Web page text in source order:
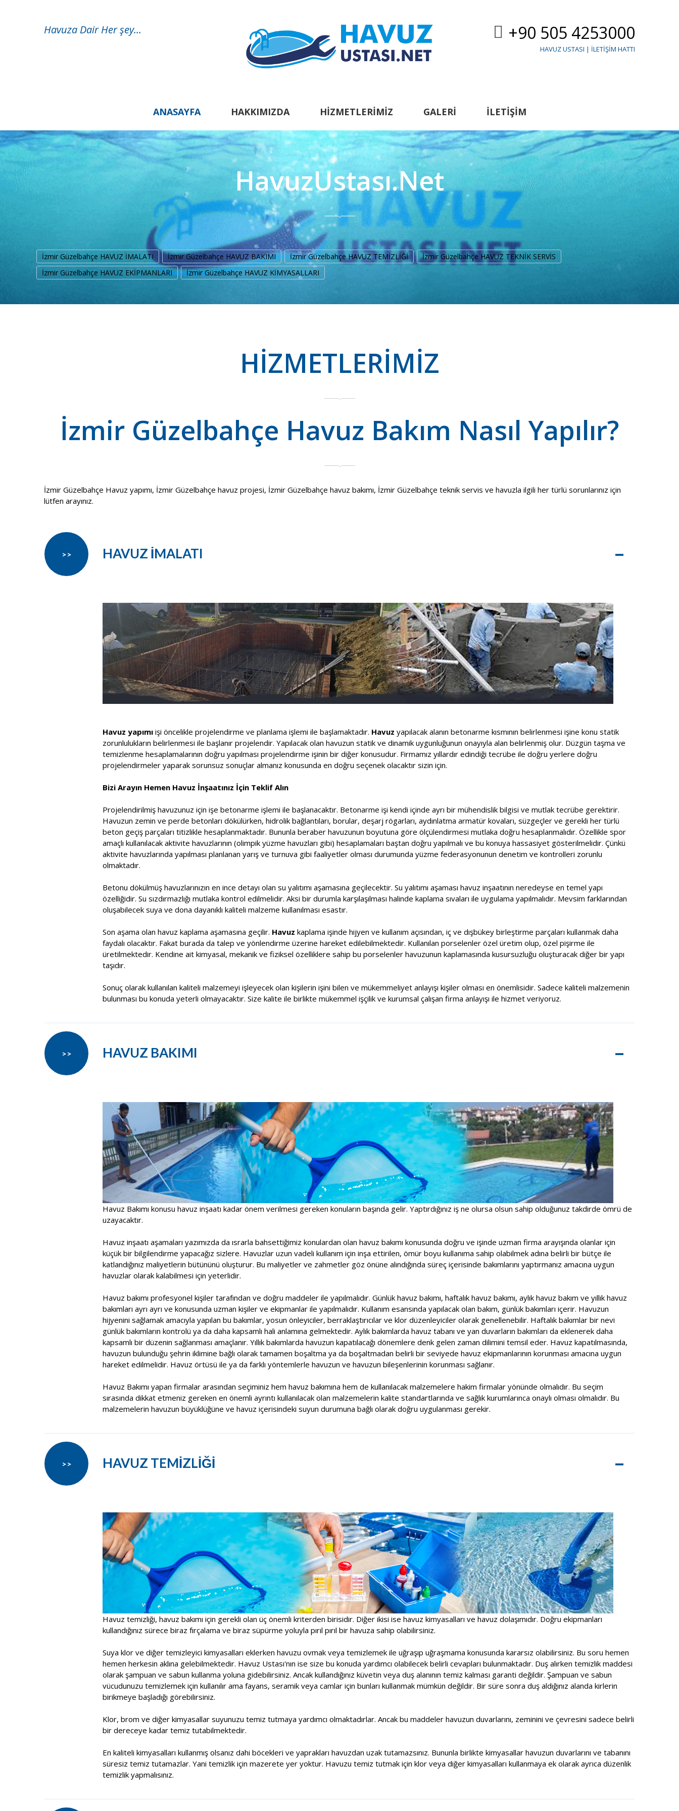
+90 505 4253000
HAVUZ USTASI | İLETIŞIM HATTI
Havuza Dair Her şey...
ANASAYFA HAKKIMIZDA HIZMETLERIMIZ GALERI İLETIŞIM
HavuzUstası.Net
İzmir Güzelbahçe HAVUZ İMALATI İzmir Güzelbahçe HAVUZ BAKIMI İzmir Güzelbahçe HAVUZ TEMİZLİĞİ
İzmir Güzelbahçe HAVUZ TEKNİK SERVİS
İzmir Güzelbahçe HAVUZ EKİPMANLARI
İzmir Güzelbahçe HAVUZ KİMYASALLARI
HİZMETLERİMİZ
İzmir Güzelbahçe Havuz Bakım Nasıl Yapılır?
İzmir Güzelbahçe Havuz yapımı, İzmir Güzelbahçe havuz projesi, İzmir Güzelbahçe havuz bakımı, İzmir Güzelbahçe teknik servis ve havuzla ilgili her türlü sorunlarınız için
lütfen arayınız.
HAVUZ İMALATI –
>>
Havuz yapımı işi öncelikle projelendirme ve planlama işlemi ile başlamaktadır. Havuz yapılacak alanın betonarme kısmının belirlenmesi işine konu statik
zorunlulukların belirlenmesi ile başlanır projelendir. Yapılacak olan havuzun statik ve dinamik uygunluğunun onayıyla alan belirlenmiş olur. Düzgün taşma ve
temizlenme hesaplamalarının doğru yapılması projelendirme işinin bir diğer konusudur. Firmamız yıllardır edindiği tecrübe ile doğru yerlere doğru
projelendirmeler yaparak sorunsuz sonuçlar almanız konusunda en doğru seçenek olacaktır sizin için.
Bizi Arayın Hemen Havuz İnşaatınız İçin Teklif Alın
Projelendirilmiş havuzunuz için işe betonarme işlemi ile başlanacaktır. Betonarme işi kendi içinde ayrı bir mühendislik bilgisi ve mutlak tecrübe gerektirir.
Havuzun zemin ve perde betonları dökülürken, hidrolik bağlantıları, borular, deşarj rögarları, aydınlatma armatür kovaları, süzgeçler ve gerekli her türlü
beton geçiş parçaları titizlikle hesaplanmaktadır. Bununla beraber havuzunun boyutuna göre ölçülendirmesi mutlaka doğru hesaplanmalıdır. Özellikle spor
amaçlı kullanılacak aktivite havuzlarının (olimpik yüzme havuzları gibi) hesaplamaları baştan doğru yapılmalı ve bu konuya hassasiyet gösterilmelidir. Çünkü
aktivite havuzlarında yapılması planlanan yarış ve turnuva gibi faaliyetler olması durumunda yüzme federasyonunun denetim ve kontrolleri zorunlu
olmaktadır.
Betonu dökülmüş havuzlarınızın en ince detayı olan su yalıtımı aşamasına geçilecektir. Su yalıtımı aşaması havuz inşaatının neredeyse en temel yapı
özelliğidir. Su sızdırmazlığı mutlaka kontrol edilmelidir. Aksi bir durumla karşılaşılması halinde kaplama sıvaları ile uygulama yapılmalıdır. Mevsim farklarından
oluşabilecek suya ve dona dayanıklı kaliteli malzeme kullanılması esastır.
Son aşama olan havuz kaplama aşamasına geçilir. Havuz kaplama işinde hijyen ve kullanım açısından, iç ve dışbükey birleştirme parçaları kullanmak daha
faydalı olacaktır. Fakat burada da talep ve yönlendirme üzerine hareket edilebilmektedir. Kullanılan porselenler özel üretim olup, özel pişirme ile
üretilmektedir. Kendine ait kimyasal, mekanik ve fiziksel özelliklere sahip bu porselenler havuzunun kaplamasında kusursuzluğu oluşturacak diğer bir yapı
taşıdır.
Sonuç olarak kullanılan kaliteli malzemeyi işleyecek olan kişilerin işini bilen ve mükemmeliyet anlayışı kişiler olması en önemlisidir. Sadece kaliteli malzemenin
bulunması bu konuda yeterli olmayacaktır. Size kalite ile birlikte mükemmel işçilik ve kurumsal çalışan firma anlayışı ile hizmet veriyoruz.
HAVUZ BAKIMI –
>>
Havuz Bakımı konusu havuz inşaatı kadar önem verilmesi gereken konuların başında gelir. Yaptırdığınız iş ne olursa olsun sahip olduğunuz takdirde ömrü de
uzayacaktır.
Havuz inşaatı aşamaları yazımızda da ısrarla bahsettiğimiz konulardan olan havuz bakımı konusunda doğru ve işinde uzman firma arayışında olanlar için
küçük bir bilgilendirme yapacağız sizlere. Havuzlar uzun vadeli kullanım için inşa ettirilen, ömür boyu kullanıma sahip olabilmek adına belirli bir bütçe ile
katlandığınız maliyetlerin bütününü oluşturur. Bu maliyetler ve zahmetler göz önüne alındığında süreç içerisinde bakımlarını yaptırmanız amacına uygun
havuzlar olarak kalabilmesi için yeterlidir.
Havuz bakımı profesyonel kişiler tarafından ve doğru maddeler ile yapılmalıdır. Günlük havuz bakımı, haftalık havuz bakımı, aylık havuz bakım ve yıllık havuz
bakımları ayrı ayrı ve konusunda uzman kişiler ve ekipmanlar ile yapılmalıdır. Kullanım esansında yapılacak olan bakım, günlük bakımları içerir. Havuzun
hijyenini sağlamak amacıyla yapılan bu bakımlar, yosun önleyiciler, berraklaştırıcılar ve klor düzenleyiciler olarak genellenebilir. Haftalık bakımlar bir nevi
günlük bakımların kontrolü ya da daha kapsamlı hali anlamına gelmektedir. Aylık bakımlarda havuz tabanı ve yan duvarların bakımları da eklenerek daha
kapsamlı bir düzenin sağlanması amaçlanır. Yıllık bakımlarda havuzun kapatılacağı dönemlere denk gelen zaman dilimini temsil eder. Havuz kapatılmasında,
havuzun bulunduğu şehrin iklimine bağlı olarak tamamen boşaltma ya da boşaltmadan belirli bir seviyede havuz ekipmanlarının korunması amacına uygun
hareket edilmelidir. Havuz örtüsü ile ya da farklı yöntemlerle havuzun ve havuzun bileşenlerinin korunması sağlanır.
Havuz Bakımı yapan firmalar arasından seçiminiz hem havuz bakımına hem de kullanılacak malzemelere hakim firmalar yönünde olmalıdır. Bu seçim
sırasında dikkat etmeniz gereken en önemli ayrıntı kullanılacak olan malzemelerin kalite standartlarında ve sağlık kurumlarınca onaylı olması olmalıdır. Bu
malzemelerin havuzun büyüklüğüne ve havuz içerisindeki suyun durumuna bağlı olarak doğru uygulanması gerekir.
HAVUZ TEMİZLİĞİ –
>>
Havuz temizliği, havuz bakımı için gerekli olan üç önemli kriterden birisidir. Diğer ikisi ise havuz kimyasalları ve havuz dolaşımıdır. Doğru ekipmanları
kullandığınız sürece biraz fırçalama ve biraz süpürme yoluyla pırıl pırıl bir havuza sahip olabilirsiniz.
Suya klor ve diğer temizleyici kimyasalları eklerken havuzu ovmak veya temizlemek ile uğraşıp uğraşmama konusunda kararsız olabilirsiniz. Bu soru hemen
hemen herkesin aklına gelebilmektedir. Havuz Ustası'nın ise size bu konuda yardımcı olabilecek belirli cevapları bulunmaktadır. Duş alırken temizlik maddesi
olarak şampuan ve sabun kullanma yoluna gidebilirsiniz. Ancak kullandığınız küvetin veya duş alanının temiz kalması garanti değildir. Şampuan ve sabun
vücudunuzu temizlemek için kullanılır ama fayans, seramik veya camlar için bunları kullanmak mümkün değildir. Bir süre sonra duş aldığınız alanda kirlerin
birikmeye başladığı görebilirsiniz.
Klor, brom ve diğer kimyasallar suyunuzu temiz tutmaya yardımcı olmaktadırlar. Ancak bu maddeler havuzun duvarlarını, zeminini ve çevresini sadece belirli
bir dereceye kadar temiz tutabilmektedir.
En kaliteli kimyasalları kullanmış olsanız dahi böcekleri ve yaprakları havuzdan uzak tutamazsınız. Bununla birlikte kimyasallar havuzun duvarlarını ve tabanını
süresiz temiz tutamazlar. Yani temizlik için mazerete yer yoktur. Havuzu temiz tutmak için klor veya diğer kimyasalları kullanmaya ek olarak ayrıca düzenlik
temizlik yapmalısınız.